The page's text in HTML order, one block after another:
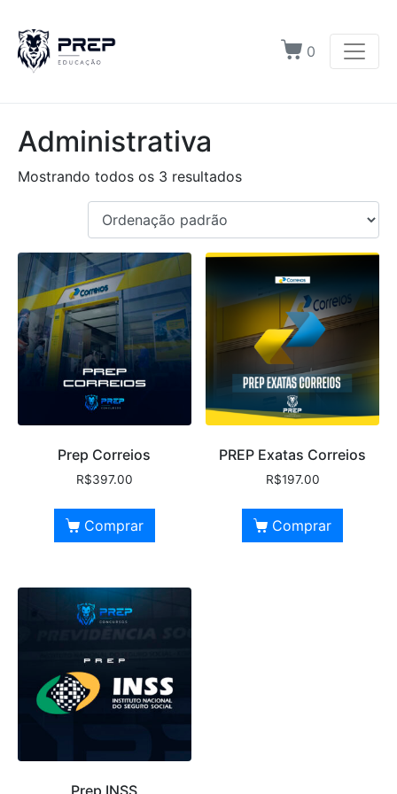
0
Administrativa
Mostrando todos os 3 resultados
Prep Correios
R$397.00
Comprar
PREP Exatas Correios
R$197.00
Comprar